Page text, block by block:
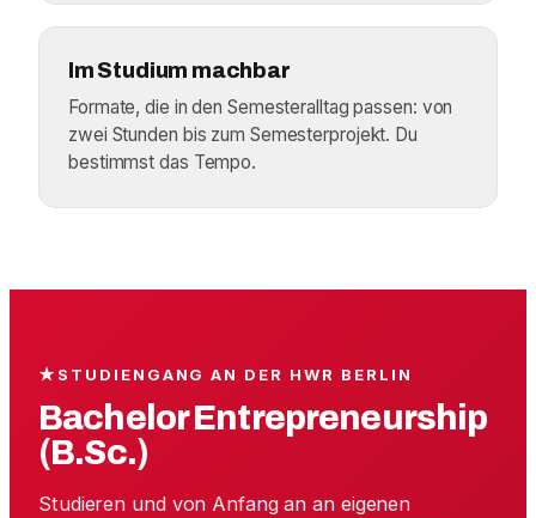
Im Studium machbar
Formate, die in den Semesteralltag passen: von
zwei Stunden bis zum Semesterprojekt. Du
bestimmst das Tempo.
★ STUDIENGANG AN DER HWR BERLIN
Bachelor Entrepreneurship
(B.Sc.)
Studieren und von Anfang an an eigenen